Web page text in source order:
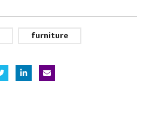
furniture